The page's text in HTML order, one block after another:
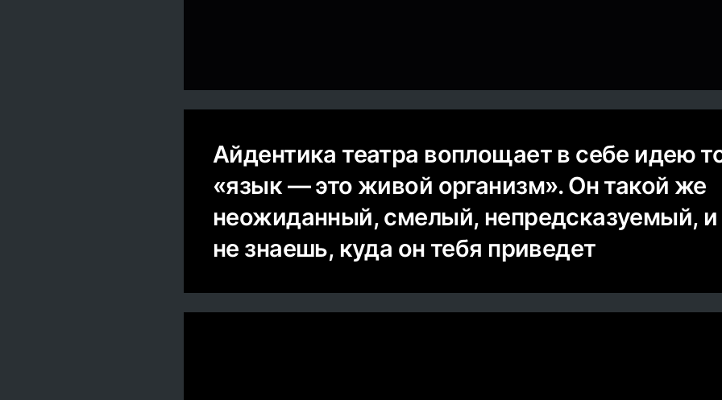
Айдентика театра воплощает в себе идею
«язык — это живой организм». Он такой же
неожиданный, смелый, непредсказуемый, и
не знаешь, куда он тебя приведет